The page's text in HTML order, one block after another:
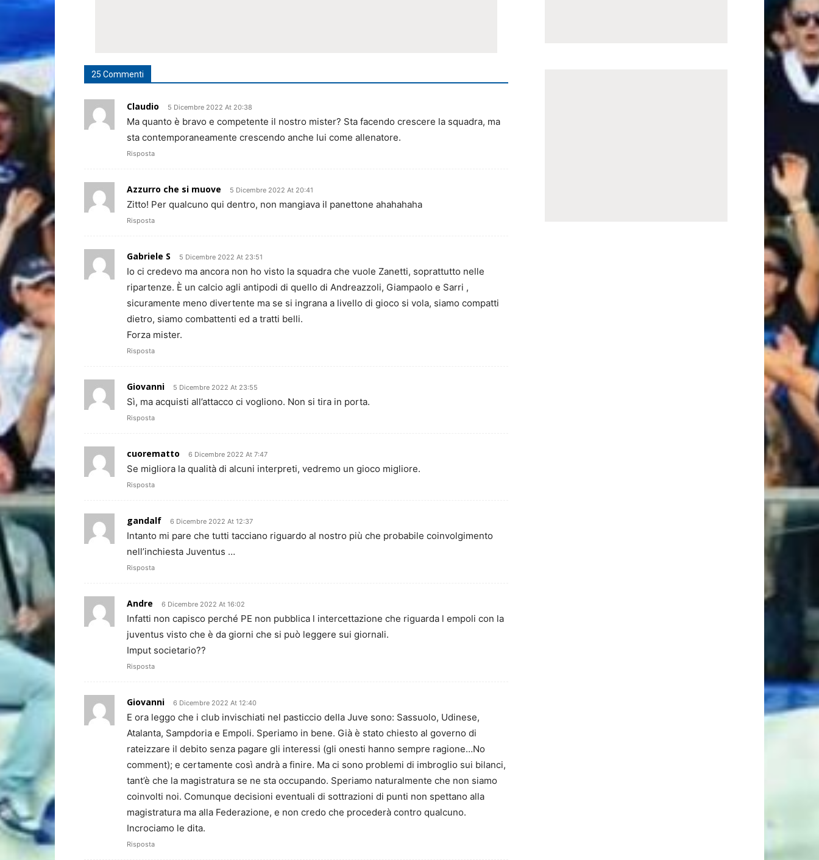
25 Commenti
Claudio 5 Dicembre 2022 At 20:38
Ma quanto è bravo e competente il nostro mister? Sta facendo crescere la squadra, ma
sta contemporaneamente crescendo anche lui come allenatore.
Risposta
Azzurro che si muove 5 Dicembre 2022 At 20:41
Zitto! Per qualcuno qui dentro, non mangiava il panettone ahahahaha
Risposta
Gabriele S 5 Dicembre 2022 At 23:51
Io ci credevo ma ancora non ho visto la squadra che vuole Zanetti, soprattutto nelle
ripartenze. È un calcio agli antipodi di quello di Andreazzoli, Giampaolo e Sarri ,
sicuramente meno divertente ma se si ingrana a livello di gioco si vola, siamo compatti
dietro, siamo combattenti ed a tratti belli.
Forza mister.
Risposta
Giovanni 5 Dicembre 2022 At 23:55
Sì, ma acquisti all’attacco ci vogliono. Non si tira in porta.
Risposta
cuorematto 6 Dicembre 2022 At 7:47
Se migliora la qualità di alcuni interpreti, vedremo un gioco migliore.
Risposta
gandalf 6 Dicembre 2022 At 12:37
Intanto mi pare che tutti tacciano riguardo al nostro più che probabile coinvolgimento
nell’inchiesta Juventus …
Risposta
Andre 6 Dicembre 2022 At 16:02
Infatti non capisco perché PE non pubblica l intercettazione che riguarda l empoli con la
juventus visto che è da giorni che si può leggere sui giornali.
Imput societario??
Risposta
Giovanni 6 Dicembre 2022 At 12:40
E ora leggo che i club invischiati nel pasticcio della Juve sono: Sassuolo, Udinese,
Atalanta, Sampdoria e Empoli. Speriamo in bene. Già è stato chiesto al governo di
rateizzare il debito senza pagare gli interessi (gli onesti hanno sempre ragione…No
comment); e certamente così andrà a finire. Ma ci sono problemi di imbroglio sui bilanci,
tant’è che la magistratura se ne sta occupando. Speriamo naturalmente che non siamo
coinvolti noi. Comunque decisioni eventuali di sottrazioni di punti non spettano alla
magistratura ma alla Federazione, e non credo che procederà contro qualcuno.
Incrociamo le dita.
Risposta